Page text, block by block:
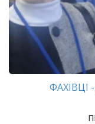
ФАХІВЦІ